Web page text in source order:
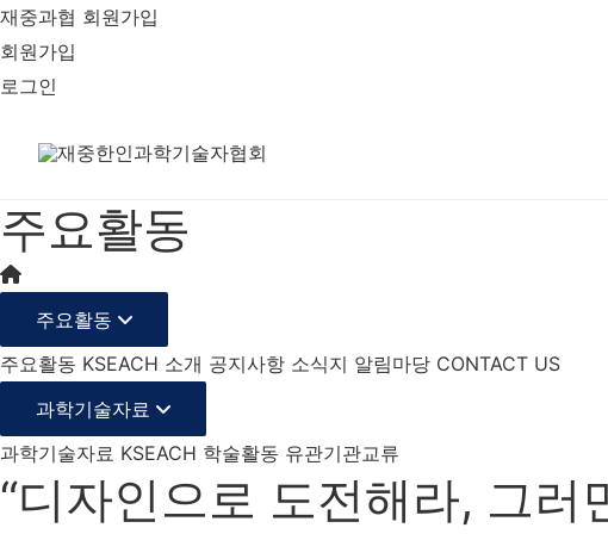
재중과협 회원가입
회원가입
로그인
주요활동
주요활동
주요활동 KSEACH 소개 공지사항 소식지 알림마당 CONTACT US
과학기술자료
과학기술자료 KSEACH 학술활동 유관기관교류
“디자인으로 도전해라, 그러